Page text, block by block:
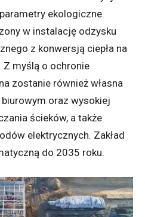
ekologiczne.
w instalację odzysku
z konwersją ciepła na
Z myślą o ochronie
zostanie również własna
oraz wysokiej
ścieków, a także
elektrycznych. Zakład
do 2035 roku.